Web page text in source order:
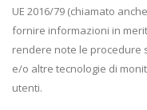
UE 2016/79 (chiamato
fornire informazioni in
rendere note le procedure
e/o altre tecnologie di
utenti.